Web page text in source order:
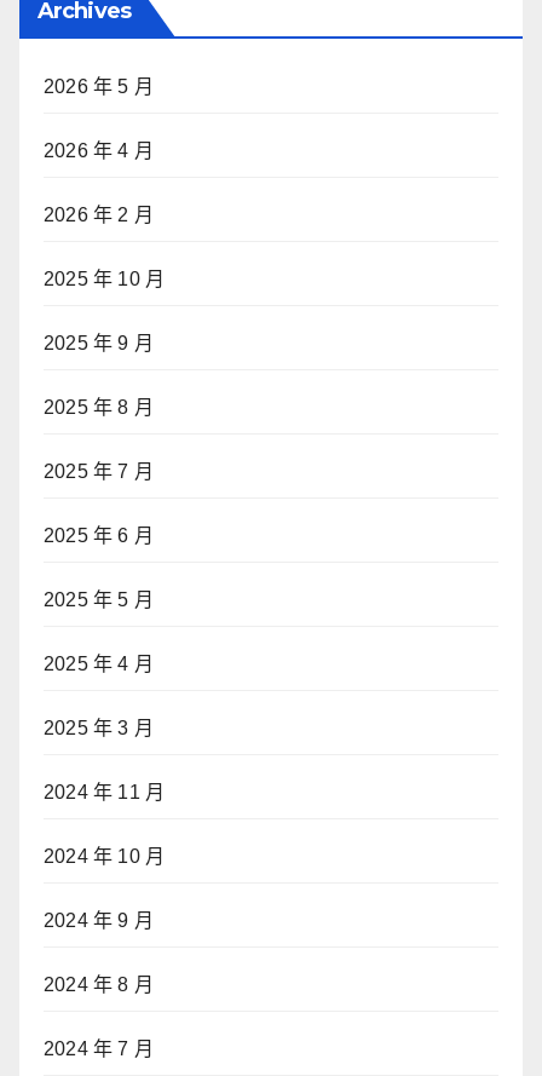
Archives
2026 年 5 月
2026 年 4 月
2026 年 2 月
2025 年 10 月
2025 年 9 月
2025 年 8 月
2025 年 7 月
2025 年 6 月
2025 年 5 月
2025 年 4 月
2025 年 3 月
2024 年 11 月
2024 年 10 月
2024 年 9 月
2024 年 8 月
2024 年 7 月